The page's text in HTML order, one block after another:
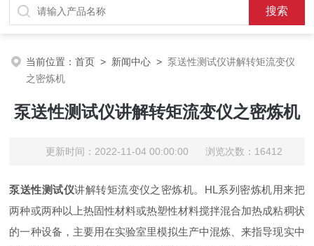
当前位置：首页 > 新闻中心 >泵送性测试仪讲解转矩流变仪
之密炼机
泵送性测试仪讲解转矩流变仪之密炼机
更新时间：2022-11-04 00:00:00 浏览次数：16412
泵送性测试仪讲解转矩流变仪之密炼机。HL系列密炼机用来把
两种或两种以上热固性材料或热塑性材料搅拌混合加热成粘稠状
的一种设备，主要用在实验室里模拟生产中混炼、来指导现实中